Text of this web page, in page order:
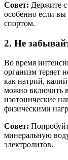
Совет: Держите
особенно если вы
спортом.
2. Не
Во время
организм теряет
как натрий,
можно включить
изотонические
физическими
Совет:
минеральную
электролитов.